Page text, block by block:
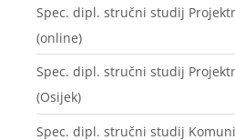
Spec. dipl. stručni studij
(online)
Spec. dipl. stručni studij
(Osijek)
Spec. dipl. stručni studij